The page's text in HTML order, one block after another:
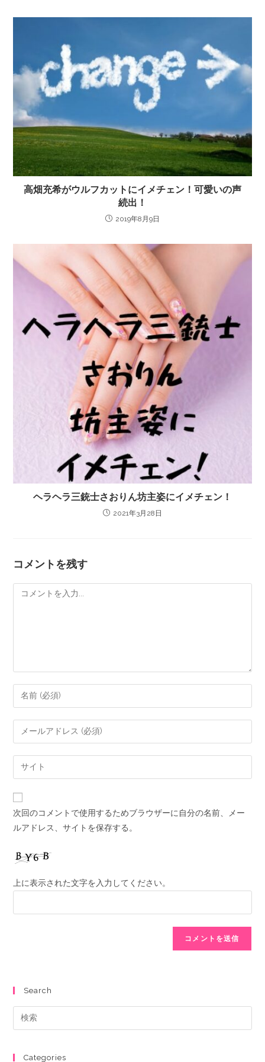
高畑充希がウルフカットにイメチェン！可愛いの声
続出！
2019年8月9日
ヘラヘラ三銃士さおりん坊主姿にイメチェン！
2021年3月28日
コメントを残す
次回のコメントで使用するためブラウザーに自分の名前、メー
ルアドレス、サイトを保存する。
上に表示された文字を入力してください。
Search
Categories